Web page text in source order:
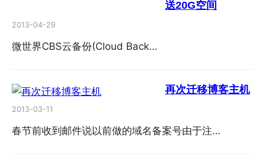
送20G空间
2013-04-29
微世界CBS云备份(Cloud Back…
再次迁移博客主机
2013-03-11
春节前收到邮件说以前做的域名备案号由于注…